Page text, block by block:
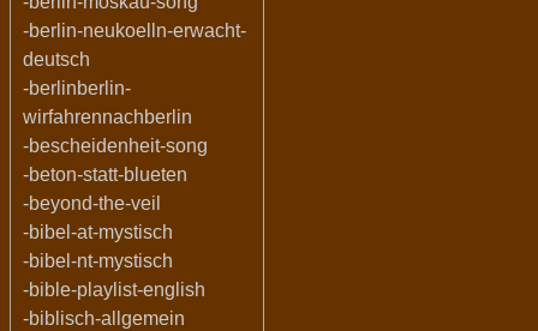
-berlin-neukoelln-erwacht-
deutsch
-berlinberlin-
wirfahrennachberlin
-bescheidenheit-song
-beton-statt-blueten
-beyond-the-veil
-bibel-at-mystisch
-bibel-nt-mystisch
-bible-playlist-english
-biblisch-allgemein